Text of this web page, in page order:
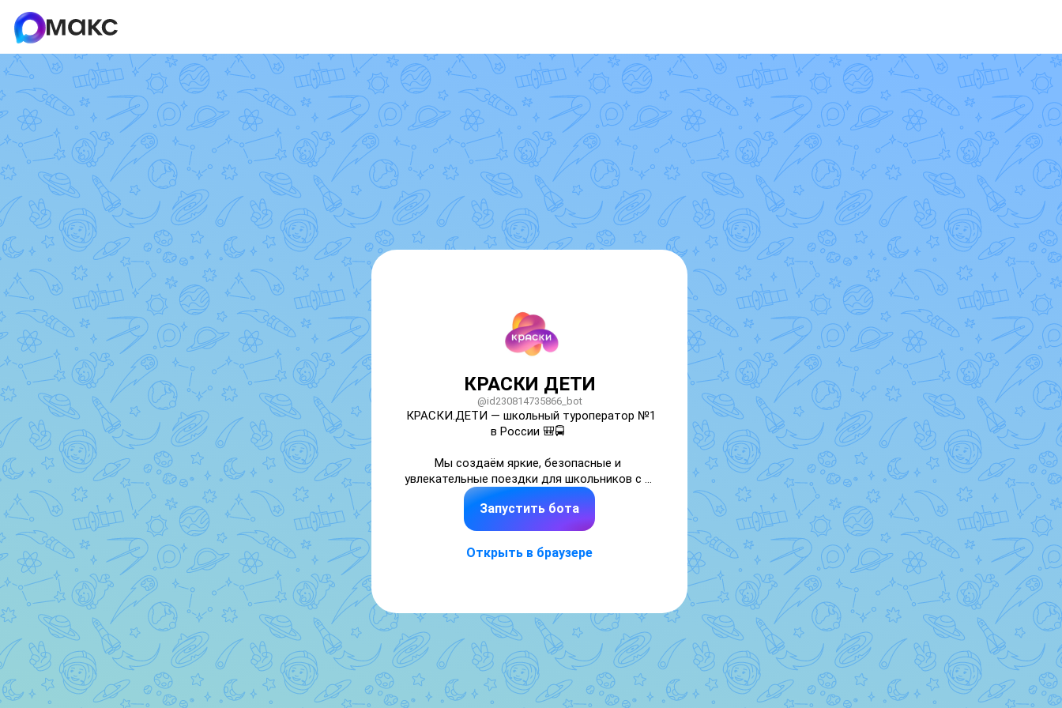
КРАСКИ ДЕТИ
@id230814735866_bot
КРАСКИ.ДЕТИ — школьный туроператор №1
в России 🎒🚍
Мы создаём яркие, безопасные и
увлекательные поездки для школьников с 1
по 11 класс
Запустить бота
Открыть в браузере